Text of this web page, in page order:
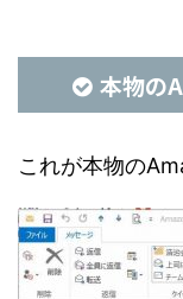
本物の
これが本物の